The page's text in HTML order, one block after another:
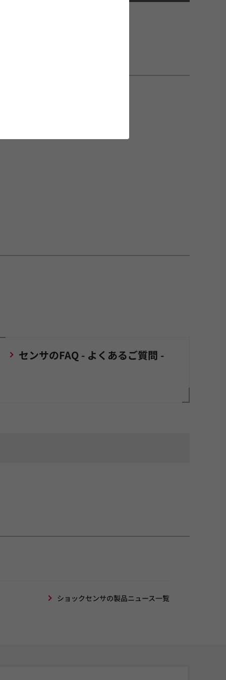
センサのFAQ - よくあるご質問 -
ショックセンサの製品ニュース一覧